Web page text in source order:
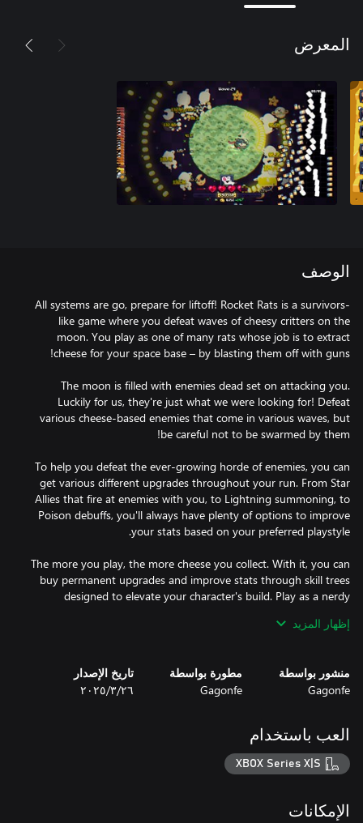
المعرض
الوصف
All systems are go, prepare for liftoff! Rocket Rats is a survivors-
like game where you defeat waves of cheesy critters on the
moon. You play as one of many rats whose job is to extract
The moon is filled with enemies dead set on attacking you.
Luckily for us, they're just what we were looking for! Defeat
various cheese-based enemies that come in various waves, but
To help you defeat the ever-growing horde of enemies, you can
get various different upgrades throughout your run. From Star
Allies that fire at enemies with you, to Lightning summoning, to
Poison debuffs, you'll always have plenty of options to improve
The more you play, the more cheese you collect. With it, you can
buy permanent upgrades and improve stats through skill trees
designed to elevate your character's build. Play as a nerdy
unlockable characters.
إظهار المزيد
منشور بواسطة
Gagonfe
مطورة بواسطة
Gagonfe
تاريخ الإصدار
٢٦‏/٣‏/٢٠٢٥
العب باستخدام
XBOX Series X|S
الإمكانات